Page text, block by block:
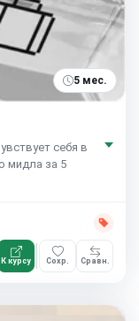
5 мес.
себя в
мидла за 5
К курсу Сохр. Сравн.